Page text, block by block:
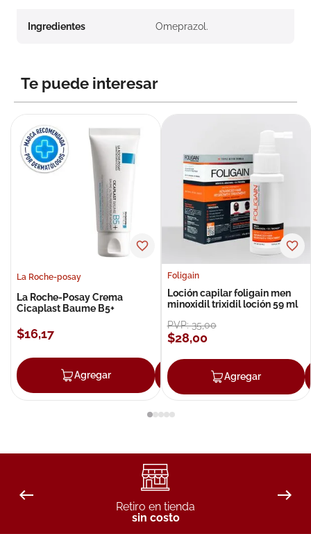
Ingredientes Omeprazol.
Te puede interesar
La Roche-posay
La Roche-Posay Crema
Cicaplast Baume B5+
$16,17
Agregar Agregar
Foligain
Loción capilar foligain men
minoxidil trixidil loción 59 ml
PVP:35,00
$28,00
Agregar
Retiro en tienda
sin costo